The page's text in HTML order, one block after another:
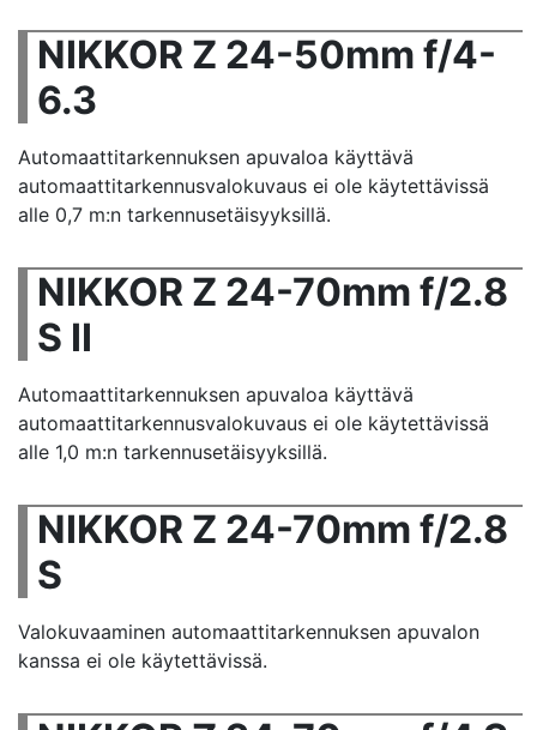
NIKKOR Z 24-50mm f/4-
6.3
Automaattitarkennuksen apuvaloa käyttävä
automaattitarkennusvalokuvaus ei ole käytettävissä
alle 0,7 m:n tarkennusetäisyyksillä.
NIKKOR Z 24-70mm f/2.8
S II
Automaattitarkennuksen apuvaloa käyttävä
automaattitarkennusvalokuvaus ei ole käytettävissä
alle 1,0 m:n tarkennusetäisyyksillä.
NIKKOR Z 24-70mm f/2.8
S
Valokuvaaminen automaattitarkennuksen apuvalon
kanssa ei ole käytettävissä.